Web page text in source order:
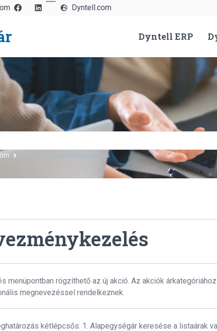
Dyntell.com
Dyntell ERP
Ár,-és kedvezménykezelés
menüpontban rögzíthető az új akció. Az akciók
megnevezéssel rendelkeznek.
kétlépcsős: 1. Alapegységár keresése a listaárak